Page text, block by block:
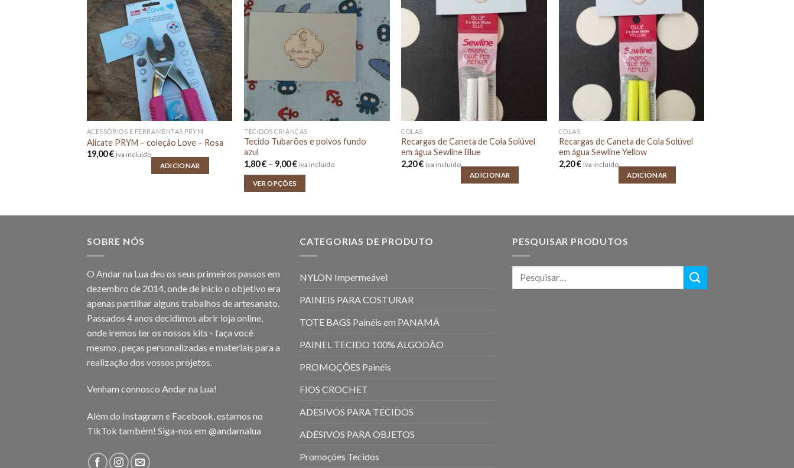
ACESSÓRIOS E FERRAMENTAS PRYM
Alicate PRYM – coleção Love – Rosa
19,00€ iva incluído
ADICIONAR
TECIDOS CRIANÇAS
Tecido Tubarões e polvos fundo
azul
1,80€ – 9,00€Price
iva incluído
VER OPÇÕES
COLAS
Recargas de Caneta de Cola Solúvel
em água Sewline Blue
2,20€ iva incluído
ADICIONAR
COLAS
Recargas de Caneta de Cola Solúvel
em água Sewline Yellow
2,20€ iva incluído
ADICIONAR
SOBRE NÓS
O Andar na Lua deu os seus primeiros passos em
dezembro de 2014, onde de inicio o objetivo era
apenas partilhar alguns trabalhos de artesanato.
Passados 4 anos decidimos abrir loja online,
onde iremos ter os nossos kits - faça você
mesmo , peças personalizadas e materiais para a
realização dos vossos projetos.
Venham connosco Andar na Lua!
Além do Instagram e Facebook, estamos no
TikTok também! Siga-nos em @andarnalua
CATEGORIAS DE PRODUTO
NYLON Impermeável
PAINEIS PARA COSTURAR
TOTE BAGS Painéis em PANAMÁ
PAINEL TECIDO 100% ALGODÃO
PROMOÇÕES Painéis
FIOS CROCHET
ADESIVOS PARA TECIDOS
ADESIVOS PARA OBJETOS
Promoções Tecidos
PESQUISAR PRODUTOS